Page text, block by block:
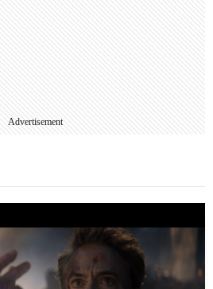
Advertisement